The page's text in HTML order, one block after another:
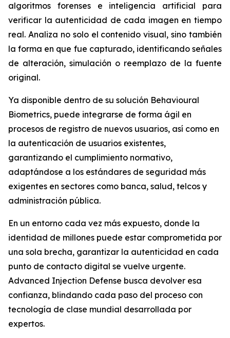
algoritmos forenses e inteligencia artificial para
verificar la autenticidad de cada imagen en tiempo
real. Analiza no solo el contenido visual, sino también
la forma en que fue capturado, identificando señales
de alteración, simulación o reemplazo de la fuente
original.
Ya disponible dentro de su solución Behavioural
Biometrics, puede integrarse de forma ágil en
procesos de registro de nuevos usuarios, así como en
la autenticación de usuarios existentes,
garantizando el cumplimiento normativo,
adaptándose a los estándares de seguridad más
exigentes en sectores como banca, salud, telcos y
administración pública.
En un entorno cada vez más expuesto, donde la
identidad de millones puede estar comprometida por
una sola brecha, garantizar la autenticidad en cada
punto de contacto digital se vuelve urgente.
Advanced Injection Defense busca devolver esa
confianza, blindando cada paso del proceso con
tecnología de clase mundial desarrollada por
expertos.